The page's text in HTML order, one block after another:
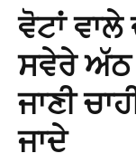
ਵੋਟਾਂ
ਸਵੇਰੇ
ਜਾਣੀ
ਜਾਦੇ